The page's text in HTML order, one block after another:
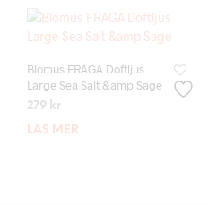
Blomus FRAGA Doftljus
Large Sea Salt &amp Sage
279 kr
LÄS MER